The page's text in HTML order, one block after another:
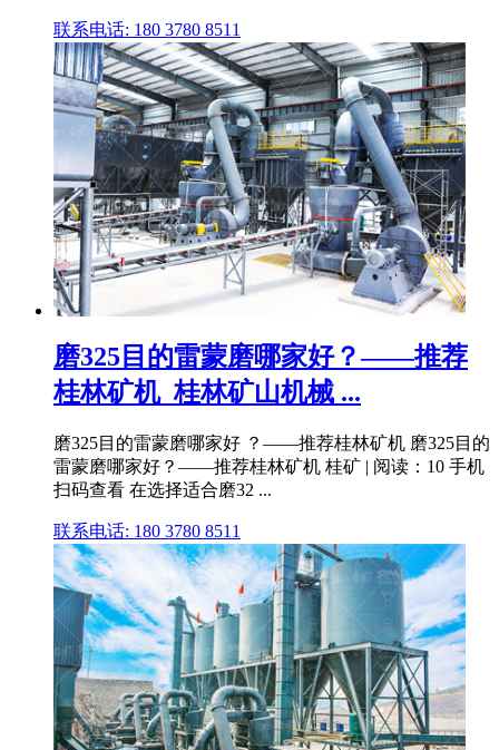
联系电话: 180 3780 8511
磨325目的雷蒙磨哪家好？——推荐
桂林矿机_桂林矿山机械 ...
磨325目的雷蒙磨哪家好 ？——推荐桂林矿机 磨325目的
雷蒙磨哪家好？——推荐桂林矿机 桂矿 | 阅读：10 手机
扫码查看 在选择适合磨32 ...
联系电话: 180 3780 8511